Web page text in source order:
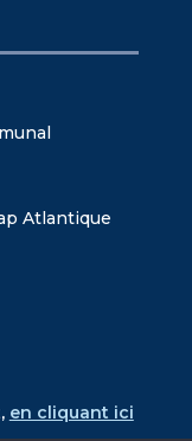
Atlantique
en cliquant ici